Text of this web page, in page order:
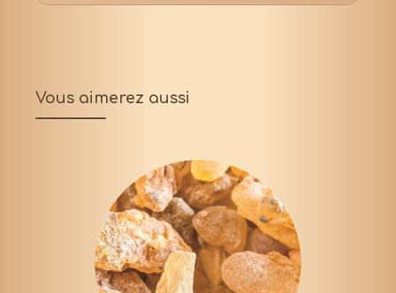
Vous aimerez aussi
DOWNLOAD